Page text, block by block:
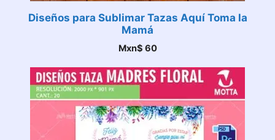
Diseños para Sublimar Tazas Aquí Toma la
Mamá
Mxn$ 60